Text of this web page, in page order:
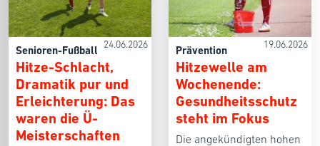
24.06.2026
Senioren-Fußball
Hitze-Schlacht,
Dramatik pur und
Erleichterung: Das
waren die Ü-
Meisterschaften
19.06.2026
Prävention
Hitzewelle am
Wochenende:
Gesundheitsschutz
steht im Fokus
Die angekündigten hohen